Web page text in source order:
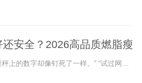
安全？2026高品质燃脂瘦
“明明吃得比猫少，动得比牛多，体重秤上的数字却像钉死了一样。” “试过网红减肥药，拉肚子拉到虚脱，停用三天反弹五斤。” “花大价钱买的代餐粉，喝起来像石灰水，饿得半